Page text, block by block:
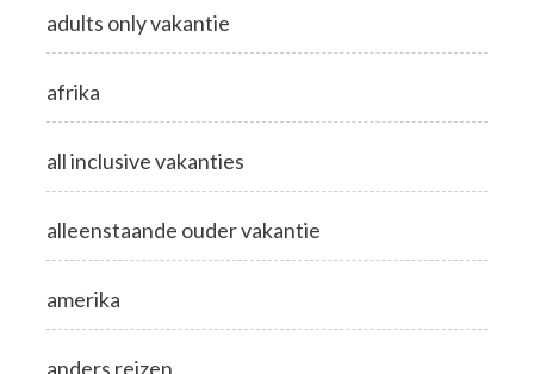
adults only vakantie
afrika
all inclusive vakanties
alleenstaande ouder vakantie
amerika
anders reizen